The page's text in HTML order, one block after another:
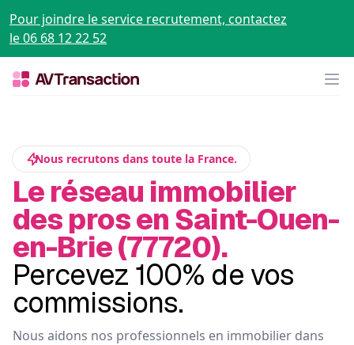
Pour joindre le service recrutement, contactez
le 06 68 12 22 52
Nous recrutons dans toute la France.
Le réseau immobilier
des pros en Saint-Ouen-
en-Brie (77720).
Percevez 100% de vos
commissions.
Nous aidons nos professionnels en immobilier dans